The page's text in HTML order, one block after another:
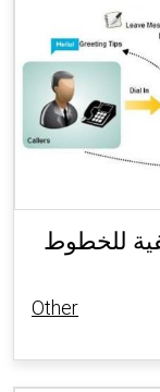
للخطوط
Other